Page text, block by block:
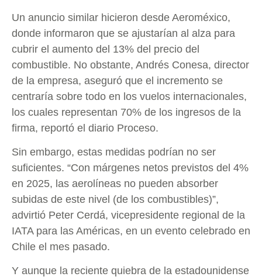
Un anuncio similar hicieron desde Aeroméxico,
donde informaron que se ajustarían al alza para
cubrir el aumento del 13% del precio del
combustible. No obstante, Andrés Conesa, director
de la empresa, aseguró que el incremento se
centraría sobre todo en los vuelos internacionales,
los cuales representan 70% de los ingresos de la
firma, reportó el diario Proceso.
Sin embargo, estas medidas podrían no ser
suficientes. “Con márgenes netos previstos del 4%
en 2025, las aerolíneas no pueden absorber
subidas de este nivel (de los combustibles)”,
advirtió Peter Cerdá, vicepresidente regional de la
IATA para las Américas, en un evento celebrado en
Chile el mes pasado.
Y aunque la reciente quiebra de la estadounidense